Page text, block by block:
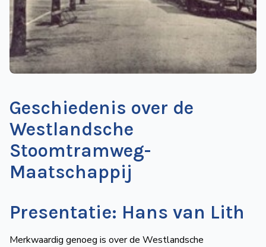
de
NVBS
Wegwijzer
Mijn
NVBS
Geschiedenis over de
Westlandsche
Stoomtramweg-
Maatschappij
Presentatie: Hans van Lith
Merkwaardig genoeg is over de Westlandsche